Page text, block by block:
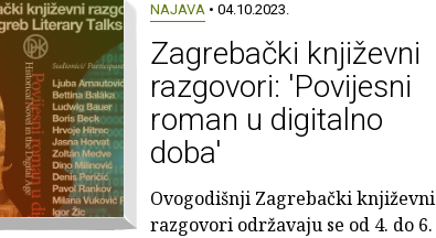
NAJAVA • 04.10.2023.
Zagrebački književni
razgovori: 'Povijesni
roman u digitalno
doba'
Ovogodišnji Zagrebački književni
razgovori održavaju se od 4. do 6.